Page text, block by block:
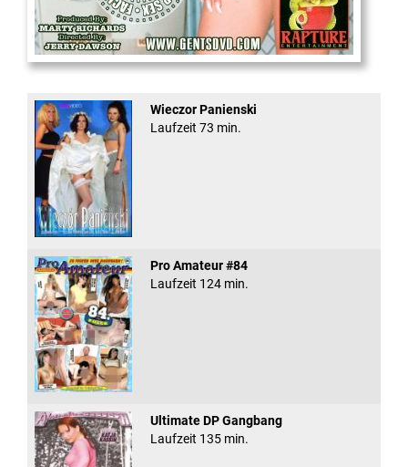
Office Slut Gangbang
Wieczor Panienski
Laufzeit 73 min.
Pro Amateur #84
Laufzeit 124 min.
Ultimate DP Gangbang
Laufzeit 135 min.